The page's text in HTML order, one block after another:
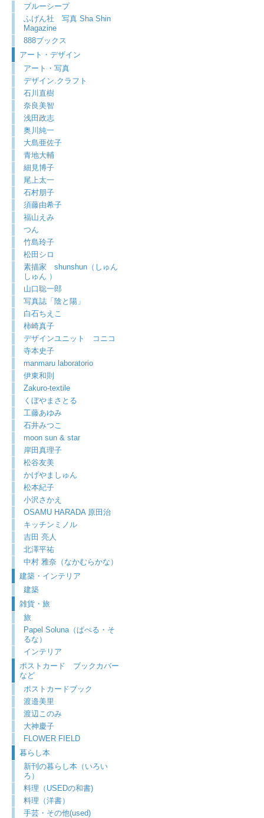
ブルーシープ
ふげん社 写真 Sha Shin
Magazine
888ブックス
アート・デザイン
アート・写真
デザイン.クラフト
石川直樹
奈良美智
浅田政志
奥川純一
大島亜佐子
青地大輔
細見博子
尾上太一
石村朋子
須藤由希子
福山えみ
つん
竹島玲子
松田シロ
素描家 shunshun（しゅん
しゅん ）
山口聡一郎
写真誌「陰と陽」
白石ちえこ
柿崎真子
デザインユニット コニコ
寺本史子
manmaru laboratorio
伊東和則
Zakuro-textile
くぼやまさとる
工藤あゆみ
石井みつこ
moon sun & star
岸田真理子
松谷友美
かげやましゅん
松本紀子
小沢さかえ
OSAMU HARADA 原田治
キッチンミノル
吉田 亮人
北澤平祐
中村 雅奈（なかむらかな）
建築・インテリア
建築
雑貨・旅
旅
Papel Soluna（ぱぺる・そ
るな）
インテリア
ポストカード ブックカバー
など
ポストカードブック
渡邉美里
渡辺このみ
大神慶子
FLOWER FIELD
暮らし本
新刊の暮らし本（いろい
ろ）
料理（USEDの和書)
料理（洋書）
手芸・その他(used)